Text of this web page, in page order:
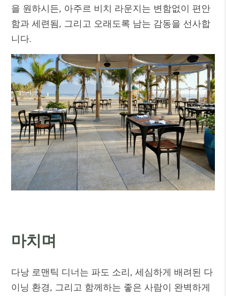
을 원하시든, 아주르 비치 라운지는 변함없이 편안
함과 세련됨, 그리고 오래도록 남는 감동을 선사합
니다.
마치며
다낭 로맨틱 디너는 파도 소리, 세심하게 배려된 다
이닝 환경, 그리고 함께하는 좋은 사람이 완벽하게